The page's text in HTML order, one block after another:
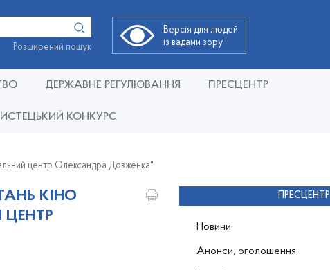
Розширений пошук
Версія для людей
із вадами зору
ДЕРЖАВНЕ РЕГУЛЮВАННЯ ПРЕСЦЕНТР
КОНКУРС
центр Олександра Довженка"
КІНО
ЦЕНТР
ПРЕСЦЕНТР
Новини
Анонси, оголошення